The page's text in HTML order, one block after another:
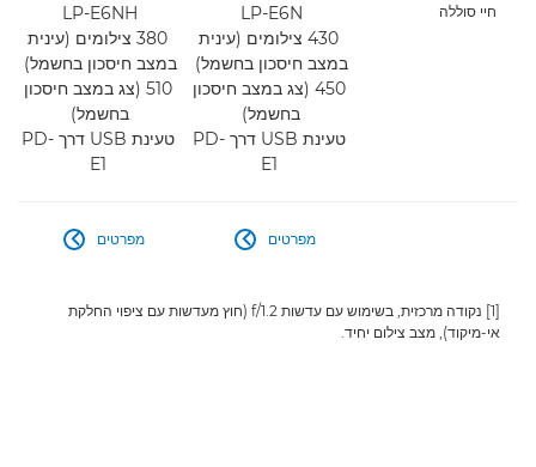
חיי סוללה
LP-E6N
430 צילומים (עינית
במצב חיסכון בחשמל)
450 (צג במצב חיסכון
בחשמל)
טעינת USB דרך PD-
E1
LP-E6NH
380 צילומים (עינית
במצב חיסכון בחשמל)
510 (צג במצב חיסכון
בחשמל)
טעינת USB דרך PD-
E1
מפרטים  מפרטים 
[1] נקודה מרכזית, בשימוש עם עדשות f/1.2 (חוץ מעדשות עם ציפוי החלקת
אי-מיקוד), מצב צילום יחיד.